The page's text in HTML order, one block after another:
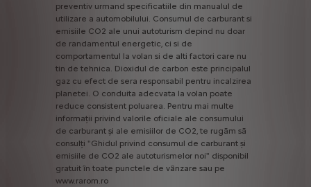
preventiv urmand specificatiile din manualul de
utilizare a automobilului. Consumul de carburant si
emisiile CO2 ale unui autoturism depind nu doar
de randamentul energetic, ci si de
comportamentul la volan si de alti factori care nu
tin de tehnica. Dioxidul de carbon este principalul
gaz cu efect de sera responsabil pentru incalzirea
planetei. O conduita adecvata la volan poate
reduce consistent poluarea. Pentru mai multe
informații privind valorile oficiale ale consumului
de carburant și ale emisiilor de CO2, te rugăm să
consulți "Ghidul privind consumul de carburant și
emisiile de CO2 ale autoturismelor noi" disponibil
gratuit în toate punctele de vânzare sau pe
www.rarom.ro